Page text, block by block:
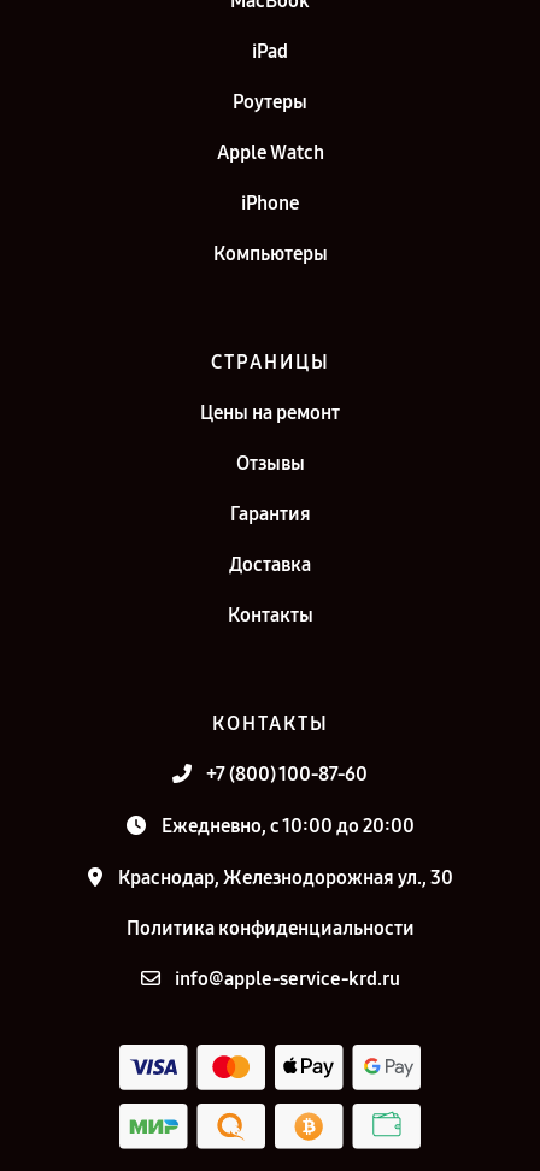
iPad
Роутеры
Apple Watch
iPhone
Компьютеры
СТРАНИЦЫ
Цены на ремонт
Отзывы
Гарантия
Доставка
Контакты
КОНТАКТЫ
+7 (800) 100-87-60
Ежедневно, с 10:00 до 20:00
Краснодар, Железнодорожная ул., 30
Политика конфиденциальности
info@apple-service-krd.ru